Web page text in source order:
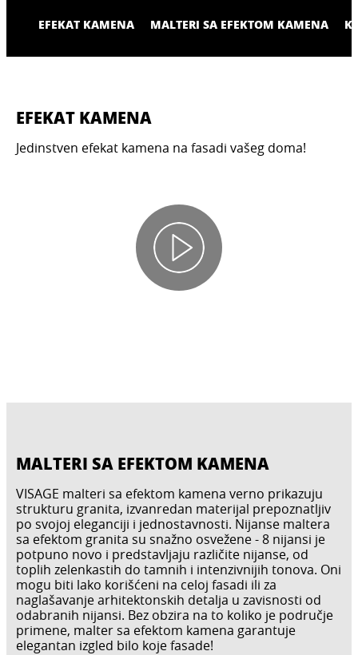
EFEKAT KAMENA MALTERI SA EFEKTOM KAMENA
EFEKAT KAMENA
Jedinstven efekat kamena na fasadi vašeg doma!
MALTERI SA EFEKTOM KAMENA
VISAGE malteri sa efektom kamena verno prikazuju
strukturu granita, izvanredan materijal prepoznatljiv
po svojoj eleganciji i jednostavnosti. Nijanse maltera
sa efektom granita su snažno osvežene - 8 nijansi je
potpuno novo i predstavljaju različite nijanse, od
toplih zelenkastih do tamnih i intenzivnijih tonova. Oni
mogu biti lako korišćeni na celoj fasadi ili za
naglašavanje arhitektonskih detalja u zavisnosti od
odabranih nijansi. Bez obzira na to koliko je područje
primene, malter sa efektom kamena garantuje
elegantan izgled bilo koje fasade!